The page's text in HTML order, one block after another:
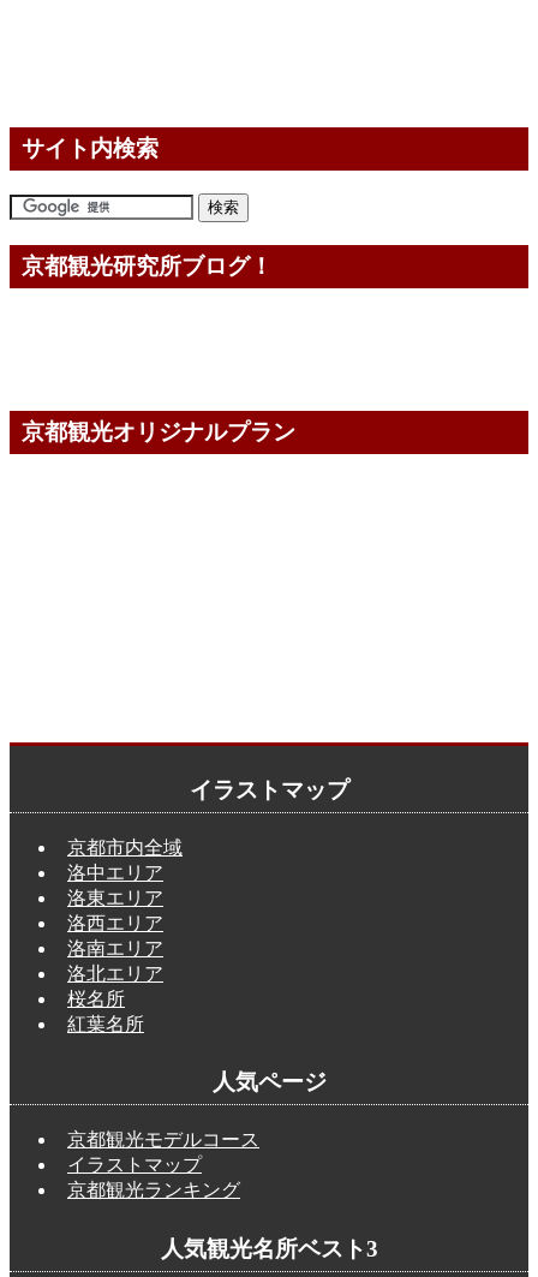
サイト内検索
京都観光研究所ブログ！
京都観光オリジナルプラン
イラストマップ
京都市内全域
洛中エリア
洛東エリア
洛西エリア
洛南エリア
洛北エリア
桜名所
紅葉名所
人気ページ
京都観光モデルコース
イラストマップ
京都観光ランキング
人気観光名所ベスト3